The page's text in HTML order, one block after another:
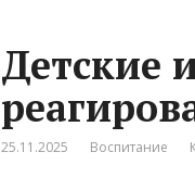
Детские
25.11.2025 Воспитание